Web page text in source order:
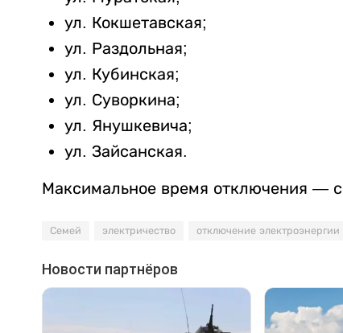
ул. Кокшетавская;
ул. Раздольная;
ул. Кубинская;
ул. Суворкина;
ул. Янушкевича;
ул. Зайсанская.
Максимальное время отключения —
Семей электричество отключение электроэнергии